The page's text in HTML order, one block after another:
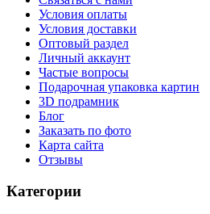
Условия оплаты
Условия доставки
Оптовый раздел
Личный аккаунт
Частые вопросы
Подарочная упаковка картин
3D подрамник
Блог
Заказать по фото
Карта сайта
Отзывы
Категории